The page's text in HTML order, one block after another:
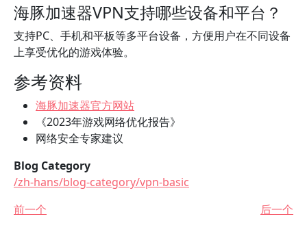
海豚加速器VPN支持哪些设备和平台？
支持PC、手机和平板等多平台设备，方便用户在不同设备
上享受优化的游戏体验。
参考资料
海豚加速器官方网站
《2023年游戏网络优化报告》
网络安全专家建议
Blog Category
/zh-hans/blog-category/vpn-basic
前一个
后一个